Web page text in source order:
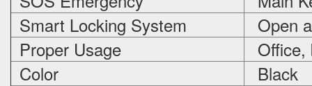
Smart Locking System
Open
Proper Usage
Office,
Color
Black